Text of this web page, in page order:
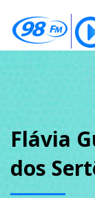
SOBRE
Flávia
dos